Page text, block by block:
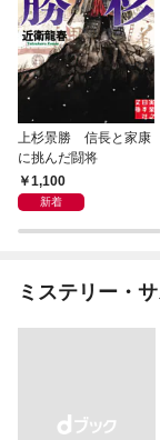
上杉景勝 信長と家康
に挑んだ闘将
1,100
新着
ミステリー・